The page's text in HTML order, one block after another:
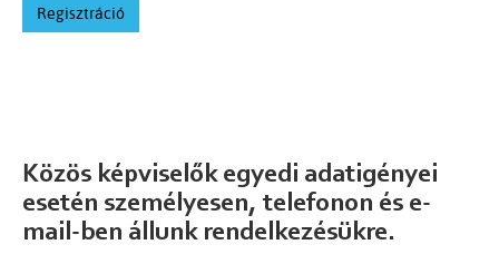
Közös képviselők egyedi adatigényei
esetén személyesen, telefonon és e-
mail-ben állunk rendelkezésükre.